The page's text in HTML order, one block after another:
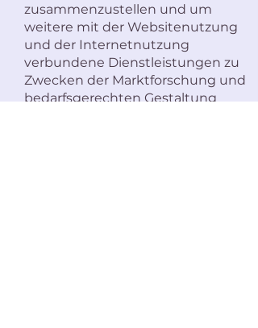
zusammenzustellen und um
weitere mit der Websitenutzung
und der Internetnutzung
verbundene Dienstleistungen zu
Zwecken der Marktforschung und
bedarfsgerechten Gestaltung